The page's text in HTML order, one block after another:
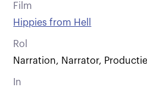
Film
Hippies from Hell
Rol
Narration, Narrator,
In